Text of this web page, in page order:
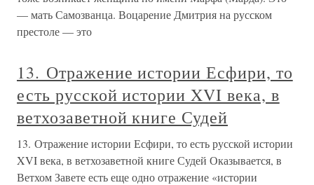
— мать Самозванца. Воцарение Дмитрия на русском
престоле — это
13. Отражение истории Есфири, то
есть русской истории XVI века, в
ветхозаветной книге Судей
13. Отражение истории Есфири, то есть русской истории
XVI века, в ветхозаветной книге Судей Оказывается, в
Ветхом Завете есть еще одно отражение «истории